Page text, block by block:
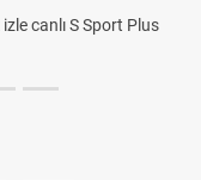
canlı S Sport Plus